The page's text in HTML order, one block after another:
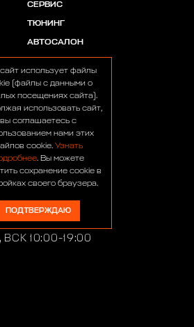
СЕРВИС
ТЮНИНГ
АВТОСАЛОН
ПАРТНЕРЫ
+7 (916) 922-44-44
ВСК 10:00-19:00
использует файлы
(файлы с данными о
посещениях сайта).
использовать сайт,
вы соглашаетесь с
нами этих
cookie. Узнать
. Вы можете
сохранение cookie в
своего браузера.
ПОДТВЕРЖДАЮ